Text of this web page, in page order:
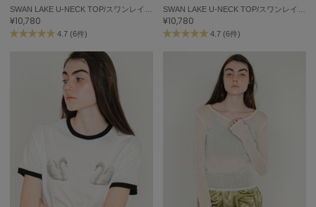
¥10,780
4.7 (6件)
¥10,780
4.7 (6件)